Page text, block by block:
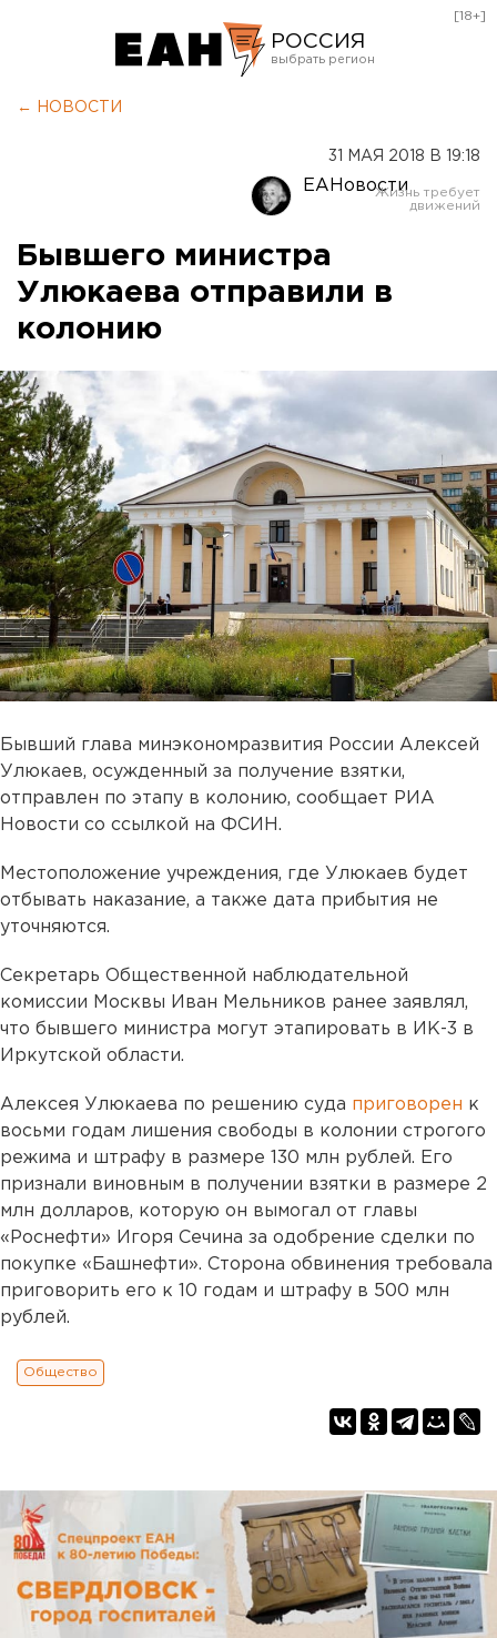
РОССИЯ
Оренбург
[18+]
← НОВОСТИ
31 МАЯ 2018 В 19:18
ЕАНовости
Бывшего министра
Улюкаева отправили в
колонию
Бывший глава минэкономразвития России Алексей
Улюкаев, осужденный за получение взятки,
отправлен по этапу в колонию, сообщает РИА
Новости со ссылкой на ФСИН.
Местоположение учреждения, где Улюкаев будет
отбывать наказание, а также дата прибытия не
уточняются.
Секретарь Общественной наблюдательной
комиссии Москвы Иван Мельников ранее заявлял,
что бывшего министра могут этапировать в ИК-3 в
Иркутской области.
Алексея Улюкаева по решению суда приговорен к
восьми годам лишения свободы в колонии строгого
режима и штрафу в размере 130 млн рублей. Его
признали виновным в получении взятки в размере 2
млн долларов, которую он вымогал от главы
«Роснефти» Игоря Сечина за одобрение сделки по
покупке «Башнефти». Сторона обвинения требовала
приговорить его к 10 годам и штрафу в 500 млн
рублей.
Общество